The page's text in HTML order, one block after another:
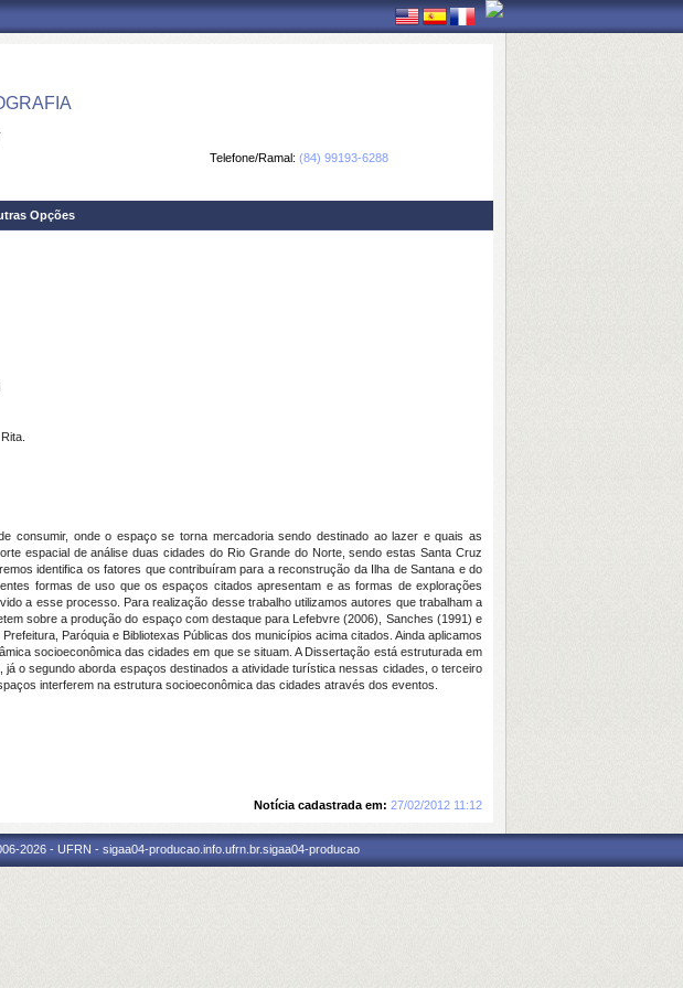
Telefone/Ramal: (84) 99193-6288
Opções
consumir, onde o espaço se torna mercadoria sendo destinado ao lazer e quais as
espacial de análise duas cidades do Rio Grande do Norte, sendo estas Santa Cruz
identifica os fatores que contribuíram para a reconstrução da Ilha de Santana e do
formas de uso que os espaços citados apresentam e as formas de explorações
a esse processo. Para realização desse trabalho utilizamos autores que trabalham a
sobre a produção do espaço com destaque para Lefebvre (2006), Sanches (1991) e
Paróquia e Bibliotexas Públicas dos municípios acima citados. Ainda aplicamos
socioeconômica das cidades em que se situam. A Dissertação está estruturada em
o segundo aborda espaços destinados a atividade turística nessas cidades, o terceiro
interferem na estrutura socioeconômica das cidades através dos eventos.
Notícia cadastrada em: 27/02/2012 11:12
2026 - UFRN - sigaa04-producao.info.ufrn.br.sigaa04-producao